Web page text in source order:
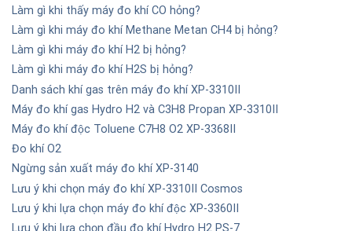
Làm gì khi thấy máy đo khí CO hỏng?
Làm gì khi máy đo khí Methane Metan CH4 bị hỏng?
Làm gì khi máy đo khí H2 bị hỏng?
Làm gì khi máy đo khí H2S bị hỏng?
Danh sách khí gas trên máy đo khí XP-3310II
Máy đo khí gas Hydro H2 và C3H8 Propan XP-3310II
Máy đo khí độc Toluene C7H8 O2 XP-3368II
Đo khí O2
Ngừng sản xuất máy đo khí XP-3140
Lưu ý khi chọn máy đo khí XP-3310II Cosmos
Lưu ý khi lựa chọn máy đo khí độc XP-3360II
Lưu ý khi lựa chọn đầu đo khí Hydro H2 PS-7